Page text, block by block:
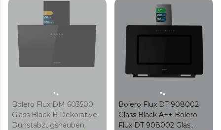
Movement Control
Leistungsstufen, Booster,
Licht, Kohlefilter und
Handbedienung.
Bolero Flux DM 603500
Glass Black B Dekorative
Dunstabzugshauben
Bolero Flux DT 908002
Glass Black A++ Bolero
Flux DT 908002 Glas